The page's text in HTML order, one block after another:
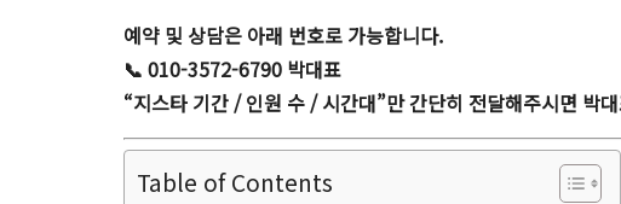
예약 및 상담은 아래 번호로 가능합니다.
📞 010-3572-6790 박대표
“지스타 기간 / 인원 수 / 시간대”만 간단히 전달해주시면 박
Table of Contents